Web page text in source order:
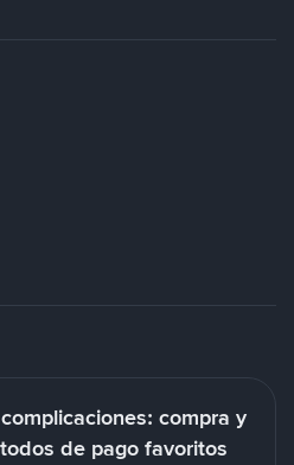
compra y
de pago favoritos